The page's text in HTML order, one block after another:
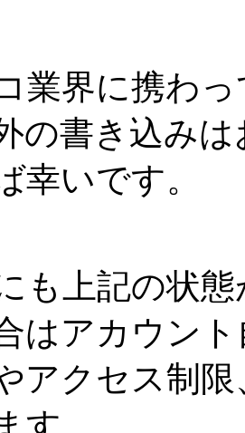
業界に携わっ
の書き込みは
幸いです。
も上記の状態
はアカウント
アクセス制限
す。